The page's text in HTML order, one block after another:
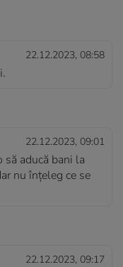
22.12.2023, 08:58
22.12.2023, 09:01
să aducă bani la
nu înțeleg ce se
22.12.2023, 09:17